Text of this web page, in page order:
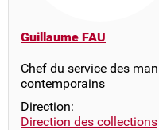
Guillaume FAU
Chef du service des
contemporains
Direction:
Direction des collections